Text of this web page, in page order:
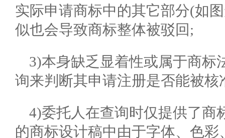
实际申请商标中的其它部分(如
似也会导致商标整体被驳回;
3)本身缺乏显着性或属于商标
询来判断其申请注册是否能被核
4)委托人在查询时仅提供了商
的商标设计稿中由于字体、色